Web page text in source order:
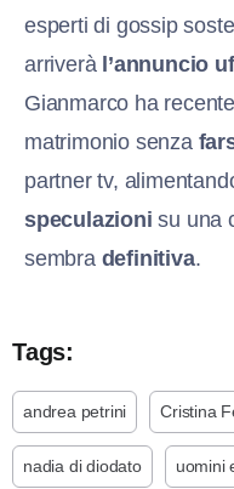
esperti di gossip
arriverà l’annuncio
Gianmarco ha
matrimonio senza
partner tv,
speculazioni su una
sembra definitiva.
Tags:
andrea petrini Cristina
nadia di diodato uomini